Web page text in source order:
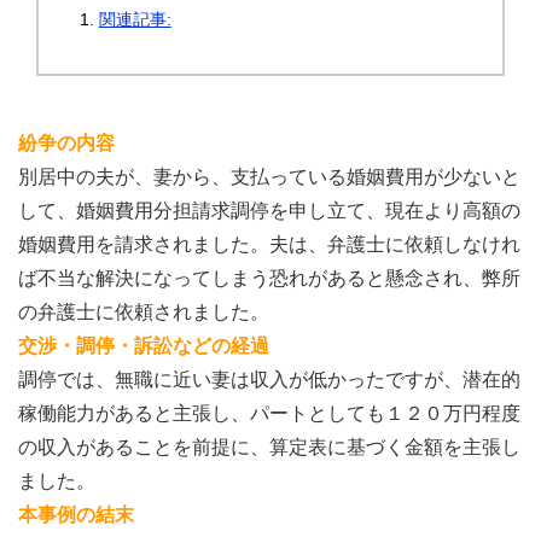
関連記事:
紛争の内容
別居中の夫が、妻から、支払っている婚姻費用が少ないと
して、婚姻費用分担請求調停を申し立て、現在より高額の
婚姻費用を請求されました。夫は、弁護士に依頼しなけれ
ば不当な解決になってしまう恐れがあると懸念され、弊所
の弁護士に依頼されました。
交渉・調停・訴訟などの経過
調停では、無職に近い妻は収入が低かったですが、潜在的
稼働能力があると主張し、パートとしても１２０万円程度
の収入があることを前提に、算定表に基づく金額を主張し
ました。
本事例の結末